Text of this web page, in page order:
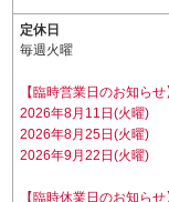
定休日
毎週火曜
【臨時営業日のお知らせ
2026年8月11日(火曜)
2026年8月25日(火曜)
2026年9月22日(火曜)
【臨時休業日のお知らせ